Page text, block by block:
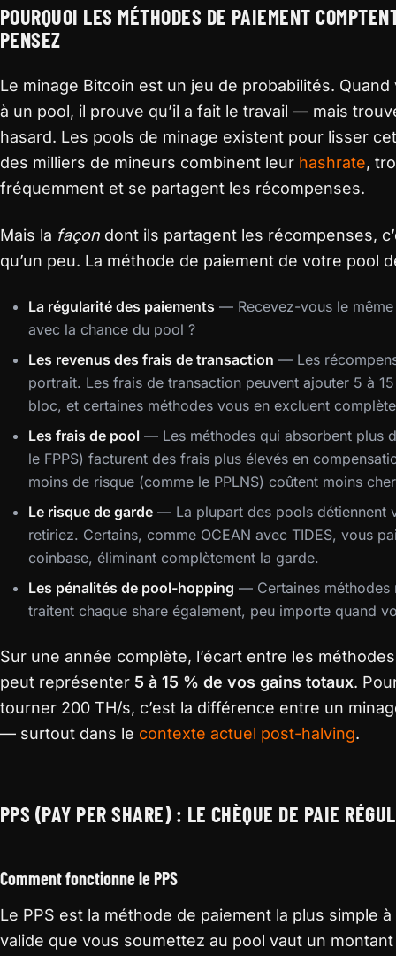
POURQUOI LES MÉTHODES DE PAIEMENT
PENSEZ
Le minage Bitcoin est un jeu de probabilités.
à un pool, il prouve qu’il a fait le travail — mais
hasard. Les pools de minage existent pour lisser
des milliers de mineurs combinent leur hashrate,
fréquemment et se partagent les récompenses.
Mais la façon dont ils partagent les récompenses,
qu’un peu. La méthode de paiement de votre pool
La régularité des paiements — Recevez-vous le
avec la chance du pool ?
Les revenus des frais de transaction — Les
portrait. Les frais de transaction peuvent ajouter 5 à
bloc, et certaines méthodes vous en excluent
Les frais de pool — Les méthodes qui absorbent plus
le FPPS) facturent des frais plus élevés en
moins de risque (comme le PPLNS) coûtent moins
Le risque de garde — La plupart des pools détiennent
retiriez. Certains, comme OCEAN avec TIDES, vous
coinbase, éliminant complètement la garde.
Les pénalités de pool-hopping — Certaines méthodes
traitent chaque share également, peu importe quand
Sur une année complète, l’écart entre les
peut représenter 5 à 15 % de vos gains totaux.
tourner 200 TH/s, c’est la différence entre un
— surtout dans le contexte actuel post-halving.
PPS (PAY PER SHARE) : LE CHÈQUE DE PAIE
Comment fonctionne le PPS
Le PPS est la méthode de paiement la plus simple
valide que vous soumettez au pool vaut un